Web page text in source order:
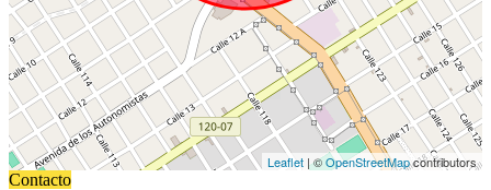
Leaflet | ©OpenStreetMapcontributors
Contacto